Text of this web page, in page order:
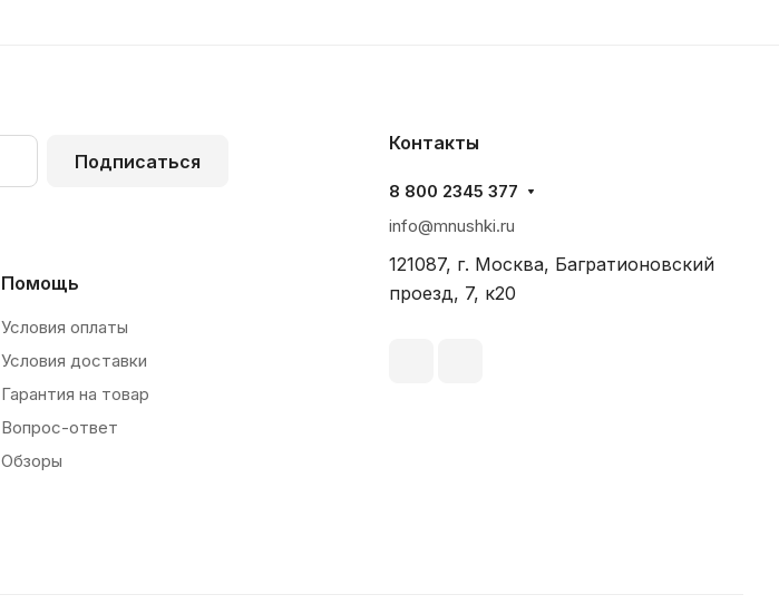
Подписаться
Помощь
Условия оплаты
Условия доставки
Гарантия на товар
Вопрос-ответ
Обзоры
Контакты
8 800 2345 377
info@mnushki.ru
121087, г. Москва, Багратионовский
проезд, 7, к20